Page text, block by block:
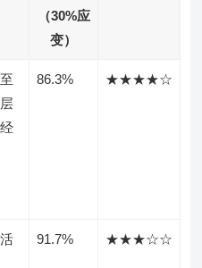
（30%应
变）
86.3% ★★★★☆
91.7% ★★★☆☆